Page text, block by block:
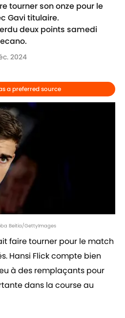
tourner son onze pour le
Gavi titulaire.
deux points samedi
2024
a preferred source
Beitia/GettyImages
faire tourner pour le match
Hansi Flick compte bien
à des remplaçants pour
dans la course au